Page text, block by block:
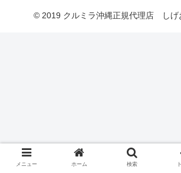
© 2019 クルミラ沖縄正規代理店 しげ
メニュー ホーム 検索